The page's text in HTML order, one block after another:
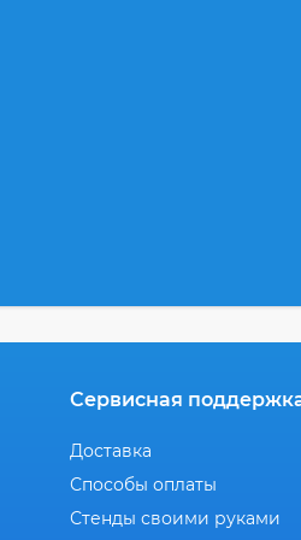
Сервисная
Доставка
Способы оплаты
Стенды своими руками